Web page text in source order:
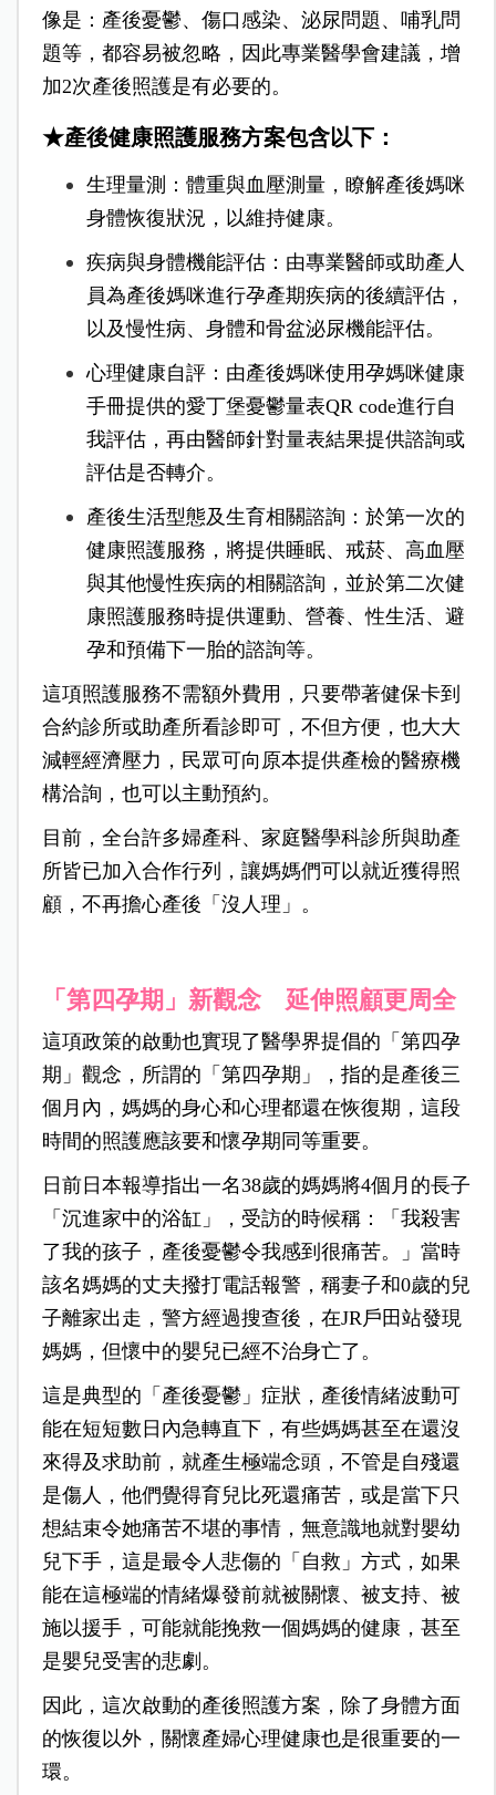
像是：產後憂鬱、傷口感染、泌尿問題、哺乳問
題等，都容易被忽略，因此專業醫學會建議，增
加2次產後照護是有必要的。
★產後健康照護服務方案包含以下：
生理量測：體重與血壓測量，瞭解產後媽咪
身體恢復狀況，以維持健康。
疾病與身體機能評估：由專業醫師或助產人
員為產後媽咪進行孕產期疾病的後續評估，
以及慢性病、身體和骨盆泌尿機能評估。
心理健康自評：由產後媽咪使用孕媽咪健康
手冊提供的愛丁堡憂鬱量表QR code進行自
我評估，再由醫師針對量表結果提供諮詢或
評估是否轉介。
產後生活型態及生育相關諮詢：於第一次的
健康照護服務，將提供睡眠、戒菸、高血壓
與其他慢性疾病的相關諮詢，並於第二次健
康照護服務時提供運動、營養、性生活、避
孕和預備下一胎的諮詢等。
這項照護服務不需額外費用，只要帶著健保卡到
合約診所或助產所看診即可，不但方便，也大大
減輕經濟壓力，民眾可向原本提供產檢的醫療機
構洽詢，也可以主動預約。
目前，全台許多婦產科、家庭醫學科診所與助產
所皆已加入合作行列，讓媽媽們可以就近獲得照
顧，不再擔心產後「沒人理」。
「第四孕期」新觀念 延伸照顧更周全
這項政策的啟動也實現了醫學界提倡的「第四孕
期」觀念，所謂的「第四孕期」，指的是產後三
個月內，媽媽的身心和心理都還在恢復期，這段
時間的照護應該要和懷孕期同等重要。
日前日本報導指出一名38歲的媽媽將4個月的長子
「沉進家中的浴缸」，受訪的時候稱：「我殺害
了我的孩子，產後憂鬱令我感到很痛苦。」當時
該名媽媽的丈夫撥打電話報警，稱妻子和0歲的兒
子離家出走，警方經過搜查後，在JR戶田站發現
媽媽，但懷中的嬰兒已經不治身亡了。
這是典型的「產後憂鬱」症狀，產後情緒波動可
能在短短數日內急轉直下，有些媽媽甚至在還沒
來得及求助前，就產生極端念頭，不管是自殘還
是傷人，他們覺得育兒比死還痛苦，或是當下只
想結束令她痛苦不堪的事情，無意識地就對嬰幼
兒下手，這是最令人悲傷的「自救」方式，如果
能在這極端的情緒爆發前就被關懷、被支持、被
施以援手，可能就能挽救一個媽媽的健康，甚至
是嬰兒受害的悲劇。
因此，這次啟動的產後照護方案，除了身體方面
的恢復以外，關懷產婦心理健康也是很重要的一
環。